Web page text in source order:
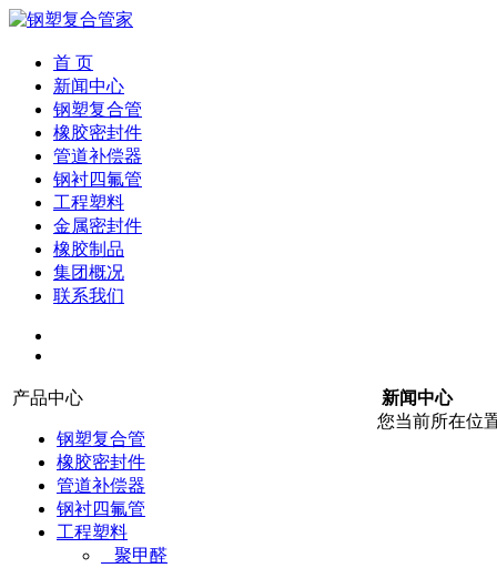
首 页
新闻中心
钢塑复合管
橡胶密封件
管道补偿器
钢衬四氟管
工程塑料
金属密封件
橡胶制品
集团概况
联系我们
产品中心
钢塑复合管
橡胶密封件
管道补偿器
钢衬四氟管
工程塑料
聚甲醛
新闻中心
您当前所在位